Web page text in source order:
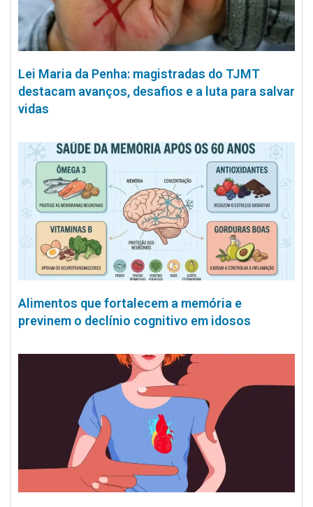
Lei Maria da Penha: magistradas do TJMT
destacam avanços, desafios e a luta para salvar
vidas
Alimentos que fortalecem a memória e
previnem o declínio cognitivo em idosos